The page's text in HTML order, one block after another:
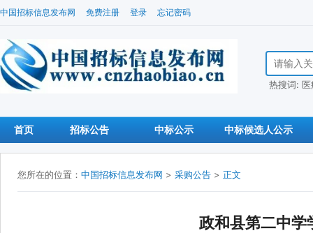
中国招标信息发布网 免费注册 登录 忘记密码
搜索招标信
热搜词:
首页 招标公告 中标公示 中标候选人公示
您所在的位置： 中国招标信息发布网 > 采购公告 > 正文
政和县第二中学